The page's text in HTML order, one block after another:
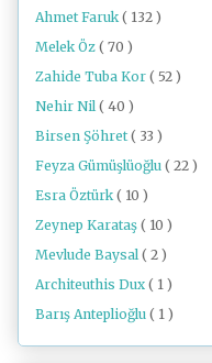
Ahmet Faruk ( 132 )
Melek Öz ( 70 )
Zahide Tuba Kor ( 52 )
Nehir Nil ( 40 )
Birsen Şöhret ( 33 )
Feyza Gümüşlüoğlu ( 22 )
Esra Öztürk ( 10 )
Zeynep Karataş ( 10 )
Mevlude Baysal ( 2 )
Architeuthis Dux ( 1 )
Barış Anteplioğlu ( 1 )